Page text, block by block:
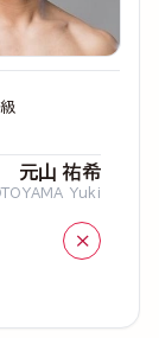
元山 祐希
Yuki
×